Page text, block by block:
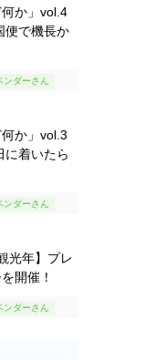
何か」vol.4
便で機長か
何か」vol.3
に着いたら
光年】プレ
開催！